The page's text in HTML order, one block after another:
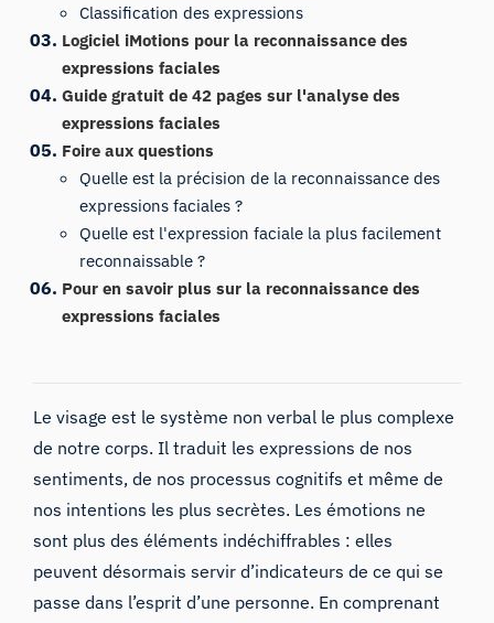
Classification des expressions
Logiciel iMotions pour la reconnaissance des
expressions faciales
Guide gratuit de 42 pages sur l'analyse des
expressions faciales
Foire aux questions
Quelle est la précision de la reconnaissance des
expressions faciales ?
Quelle est l'expression faciale la plus facilement
reconnaissable ?
Pour en savoir plus sur la reconnaissance des
expressions faciales
Le visage est le système non verbal le plus complexe
de notre corps. Il traduit les expressions de nos
sentiments, de nos processus cognitifs et même de
nos intentions les plus secrètes. Les émotions ne
sont plus des éléments indéchiffrables : elles
peuvent désormais servir d’indicateurs de ce qui se
passe dans l’esprit d’une personne. En comprenant